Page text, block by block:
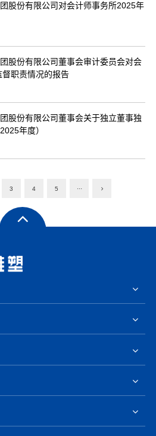
股份有限公司对会计师事务所2025年
股份有限公司董事会审计委员会对会
职责情况的报告
股份有限公司董事会关于独立董事独
年度）
3 4 5 ···